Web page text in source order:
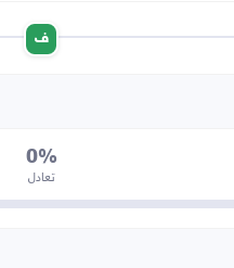
ف
0%
تعادل